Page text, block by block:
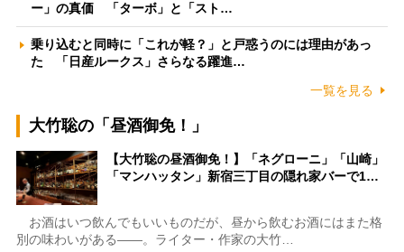
ー」の真価 「ターボ」と「スト…
乗り込むと同時に「これが軽？」と戸惑うのには理由があっ
た 「日産ルークス」さらなる躍進…
一覧を見る
大竹聡の「昼酒御免！」
【大竹聡の昼酒御免！】「ネグローニ」「山崎」
「マンハッタン」新宿三丁目の隠れ家バーで1…
お酒はいつ飲んでもいいものだが、昼から飲むお酒にはまた格
別の味わいがある――。ライター・作家の大竹…